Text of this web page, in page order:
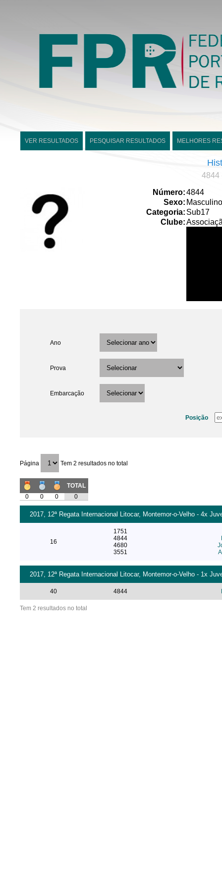
VER RESULTADOS PESQUISAR RESULTADOS MELHORES
4844
Número:4844
Sexo: Masculino
Categoria: Sub17
Clube:
Ano
Prova
Embarcação
Posição
Página Tem 2 resultados no total
TOTAL
0
0 0 0
2017, 12ª Regata Internacional Litocar, Montemor-o-Velho - 4x
16
1751
4844
4680
3551
2017, 12ª Regata Internacional Litocar, Montemor-o-Velho - 1x
40 4844
Tem 2 resultados no total